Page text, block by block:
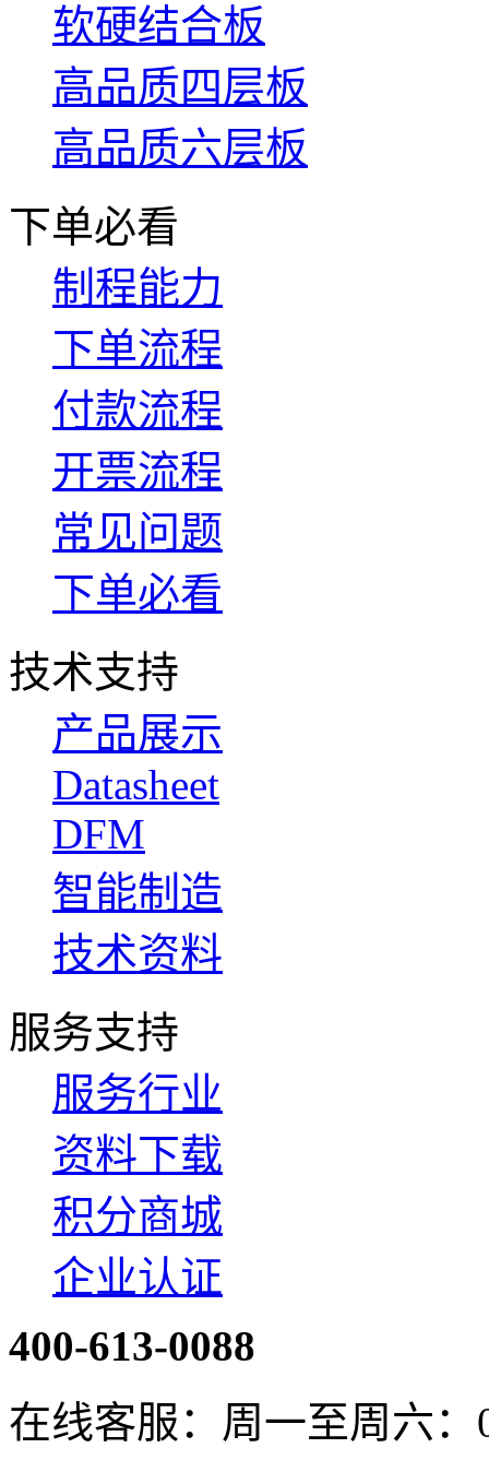
软硬结合板
高品质四层板
高品质六层板
下单必看
制程能力
下单流程
付款流程
开票流程
常见问题
下单必看
技术支持
产品展示
Datasheet
DFM
智能制造
技术资料
服务支持
服务行业
资料下载
积分商城
企业认证
400-613-0088
在线客服：周一至周六：